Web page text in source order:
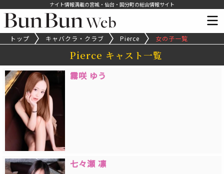
ナイト情報満載の宮城・仙台・国分町の総合情報サイト
トップ キャバクラ・クラブ Pierce 女の子一覧
Pierce キャスト一覧
霧咲 ゆう
七々瀬 凛